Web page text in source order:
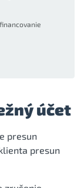
účet
presun
presun